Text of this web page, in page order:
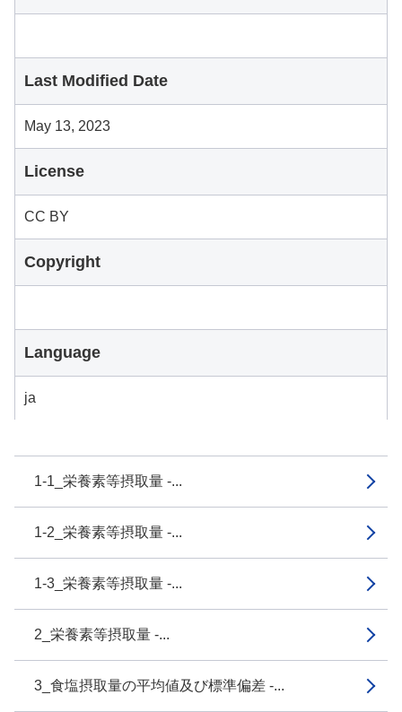
1-1_栄養素等摂取量 -...
1-2_栄養素等摂取量 -...
1-3_栄養素等摂取量 -...
2_栄養素等摂取量 -...
3_食塩摂取量の平均値及び標準偏差 -...
Last Modified Date
May 13, 2023
License
CC BY
Copyright
Language
ja